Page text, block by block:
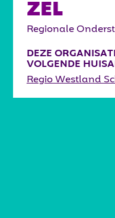
ZEL
Regionale
DEZE
VOLGENDE
Regio Westland